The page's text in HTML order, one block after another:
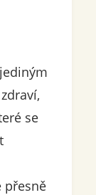
se
přesně